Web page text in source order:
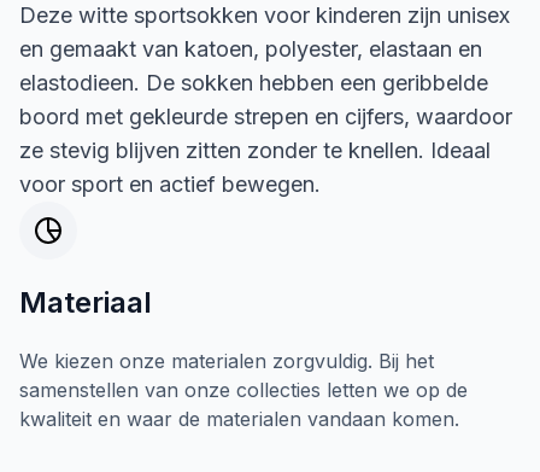
Deze witte sportsokken voor kinderen zijn unisex
en gemaakt van katoen, polyester, elastaan en
elastodieen. De sokken hebben een geribbelde
boord met gekleurde strepen en cijfers, waardoor
ze stevig blijven zitten zonder te knellen. Ideaal
voor sport en actief bewegen.
Materiaal
We kiezen onze materialen zorgvuldig. Bij het
samenstellen van onze collecties letten we op de
kwaliteit en waar de materialen vandaan komen.